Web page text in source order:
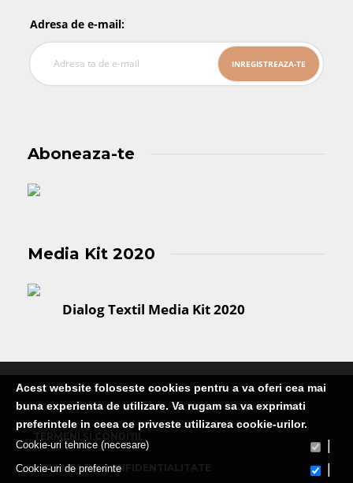
Adresa de e-mail:
Aboneaza-te
Media Kit 2020
Dialog Textil Media Kit 2020
Publicatie editata de Martin Media Group SRL
POLITICA DE CONFIDENTIALITATE
Acest website foloseste cookies pentru a va oferi cea mai
buna experienta de utilizare. Va rugam sa va exprimati
preferintele in ceea ce priveste utilizarea cookie-urilor.
Cookie-uri tehnice (necesare)
Cookie-uri de preferinte